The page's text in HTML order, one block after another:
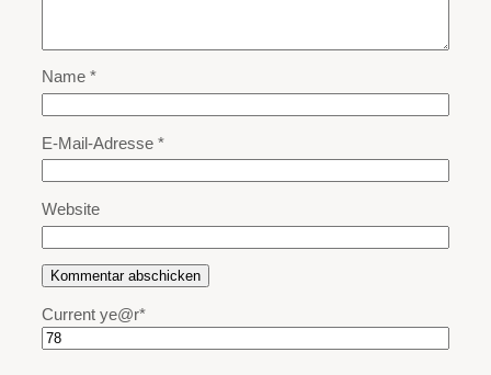
Name *
E-Mail-Adresse *
Website
Current ye@r*